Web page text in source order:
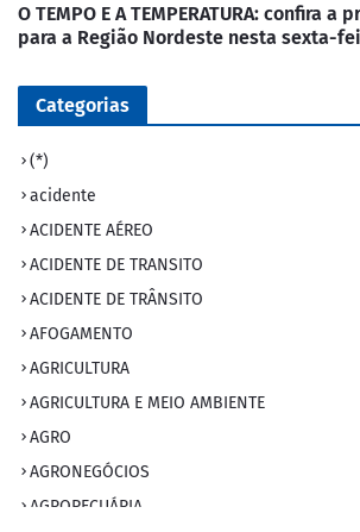
O TEMPO E A TEMPERATURA: confira
para a Região Nordeste nesta sexta-
Categorias
(*)
acidente
ACIDENTE AÉREO
ACIDENTE DE TRANSITO
ACIDENTE DE TRÂNSITO
AFOGAMENTO
AGRICULTURA
AGRICULTURA E MEIO AMBIENTE
AGRO
AGRONEGÓCIOS
AGROPECUÁRIA